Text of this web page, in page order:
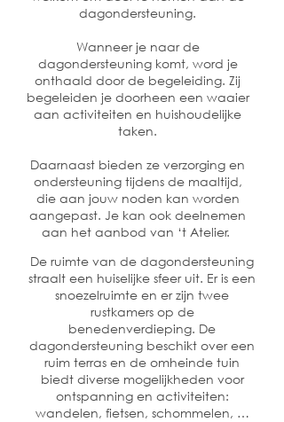
dagondersteuning.
Wanneer je naar de
dagondersteuning komt, word je
onthaald door de begeleiding. Zij
begeleiden je doorheen een waaier
aan activiteiten en huishoudelijke
taken.
Daarnaast bieden ze verzorging en
ondersteuning tijdens de maaltijd,
die aan jouw noden kan worden
aangepast. Je kan ook deelnemen
aan het aanbod van ‘t Atelier.
De ruimte van de dagondersteuning
straalt een huiselijke sfeer uit. Er is een
snoezelruimte en er zijn twee
rustkamers op de
benedenverdieping. De
dagondersteuning beschikt over een
ruim terras en de omheinde tuin
biedt diverse mogelijkheden voor
ontspanning en activiteiten:
wandelen, fietsen, schommelen, …